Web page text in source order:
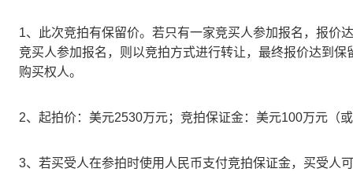
1、此次竞拍有保留价。若只有一家竞买人参加报名，报价
竞买人参加报名，则以竞拍方式进行转让，最终报价达到
购买权人。
2、起拍价：美元2530万元；竞拍保证金：美元100万元（
3、若买受人在参拍时使用人民币支付竞拍保证金，买受人